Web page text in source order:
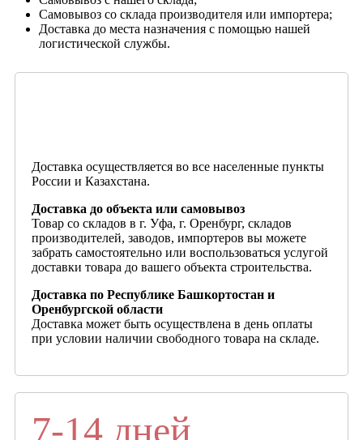
Самовывоз со склада производителя или импортера;
Доставка до места назначения с помощью нашей
логистической службы.
Доставка осуществляется во все населенные пункты
России и Казахстана.
Доставка до объекта или самовывоз
Товар со складов в г. Уфа, г. Оренбург, складов
производителей, заводов, импортеров вы можете
забрать самостоятельно или воспользоваться услугой
доставки товара до вашего объекта строительства.
Доставка по Республике Башкортостан и
Оренбургской области
Доставка может быть осуществлена в день оплаты
при условии наличии свободного товара на складе.
7-14 дней